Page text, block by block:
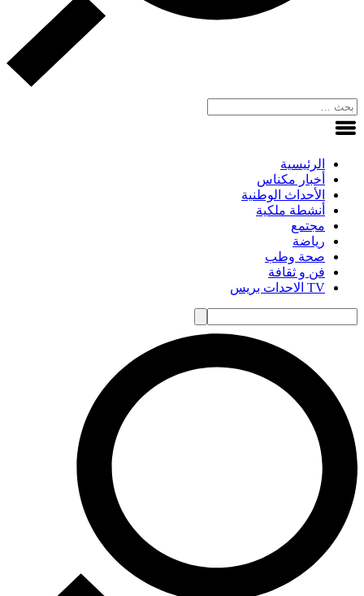
الرئيسية
أخبار مكناس
الأحداث الوطنية
أنشطة ملكية
مجتمع
رياضة
صحة وطب
فن و ثقافة
TV الاحدات بريس